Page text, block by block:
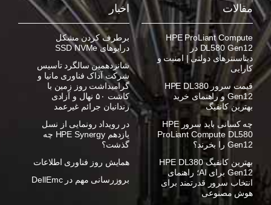
مقالات
HPE ProLiant Compute
DL580 Gen12 در
دیتاسنترهای دولتی | امنیت و
کارایی
قیمت سرور HPE DL380
Gen12 و راهنمای خرید
بهترین کانفیگ
چه کسانی باید سرور HPE
ProLiant Compute DL580
Gen12 را بخرند؟
بهترین کانفیگ HPE DL380
Gen12 برای AI؛ راهنمای
انتخاب سرور قدرتمند برای
هوش مصنوعی
اخبار
برطرف کردن مشکل
درایوهای SSD NVMe
شانزدهمین سالگرد تأسیس
شرکت آداک فناوری مانیا و
گرامیداشت روز زمین با
کاشت ۵۰ نهال و آزادی
زندانیان جرائم غیرعمد
در رویداد رونمایی از نسل
یازدهم HPE Synergy چه
گذشت؟
همایش روز فناوری اطلاعات
بروزرسانی مهم در DellEmc